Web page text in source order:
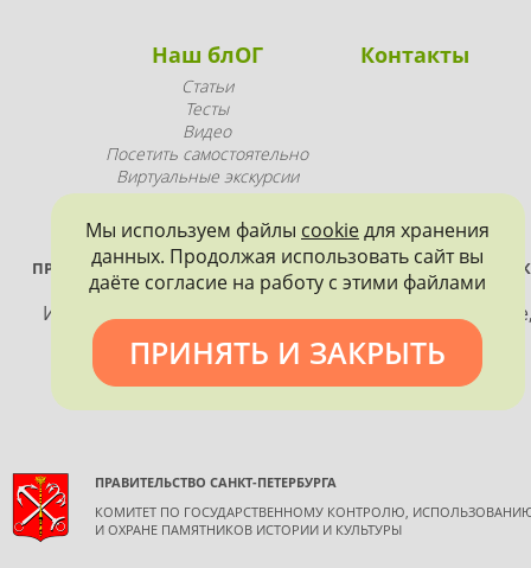
Наш блОГ
Статьи
Тесты
Видео
Посетить самостоятельно
Виртуальные экскурсии
Промопродукция
Контакты
ПРОЕКТ РЕАЛИЗУЕТСЯ ПРИ ПОДДЕРЖКЕ ПРАВИТЕЛЬСТВА
ПЕТЕРБУРГА
Использование материалов, размещенных на
допускается только с согласия правообладателя и
обязательной ссылкой на источник информации.
ПРАВИТЕЛЬСТВО САНКТ-ПЕТЕРБУРГА
КОМИТЕТ ПО ГОСУДАРСТВЕННОМУ КОНТРОЛЮ,
И ОХРАНЕ ПАМЯТНИКОВ ИСТОРИИ И КУЛЬТУРЫ
Мы используем файлы cookieдля хранения
данных. Продолжая использовать сайт вы
даёте согласие на работу с этими файлами
ПРИНЯТЬ И ЗАКРЫТЬ